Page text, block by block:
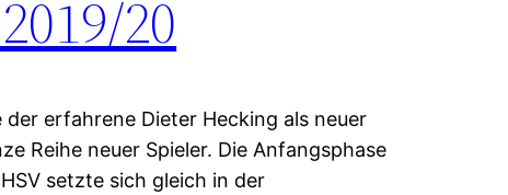
20
erfahrene Dieter Hecking als neuer
Reihe neuer Spieler. Die Anfangsphase
setzte sich gleich in der